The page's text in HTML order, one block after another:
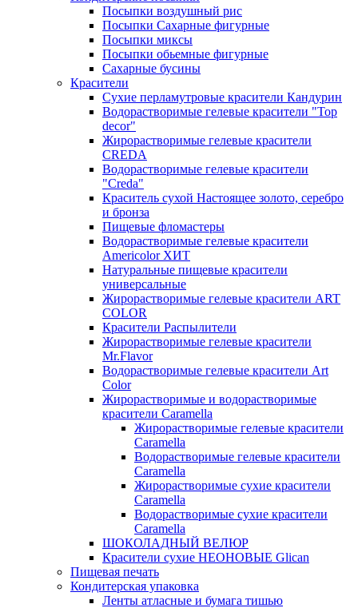
Посыпки воздушный рис
Посыпки Сахарные фигурные
Посыпки миксы
Посыпки обьемные фигурные
Сахарные бусины
Красители
Сухие перламутровые красители Кандурин
Водорастворимые гелевые красители "Top
decor"
Жирорастворимые гелевые красители
CREDA
Водорастворимые гелевые красители
"Creda"
Краситель сухой Настоящее золото, серебро
и бронза
Пищевые фломастеры
Водорастворимые гелевые красители
Americolor ХИТ
Натуральные пищевые красители
универсальные
Жирорастворимые гелевые красители ART
COLOR
Красители Распылители
Жирорастворимые гелевые красители
Mr.Flavor
Водорастворимые гелевые красители Art
Color
Жирорастворимые и водорастворимые
красители Caramella
Жирорастворимые гелевые красители
Caramella
Водорастворимые гелевые красители
Caramella
Жирорастворимые сухие красители
Caramella
Водорастворимые сухие красители
Caramella
ШОКОЛАДНЫЙ ВЕЛЮР
Красители сухие НЕОНОВЫЕ Glican
Пищевая печать
Кондитерская упаковка
Ленты атласные и бумага тишью